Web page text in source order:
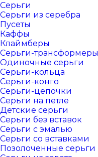
Серьги
Серьги из серебра
Пусеты
Каффы
Клаймберы
Серьги-трансформеры
Одиночные серьги
Серьги-кольца
Серьги-конго
Серьги-цепочки
Серьги на петле
Детские серьги
Серьги без вставок
Серьги с эмалью
Серьги со вставками
Позолоченные серьги